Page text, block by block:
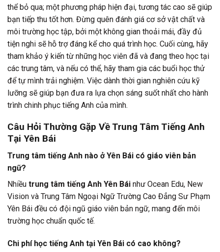
thể bỏ qua; một phương pháp hiện đại, tương tác cao sẽ giúp
bạn tiếp thu tốt hơn. Đừng quên đánh giá cơ sở vật chất và
môi trường học tập, bởi một không gian thoải mái, đầy đủ
tiện nghi sẽ hỗ trợ đáng kể cho quá trình học. Cuối cùng, hãy
tham khảo ý kiến từ những học viên đã và đang theo học tại
các trung tâm, và nếu có thể, hãy tham gia các buổi học thử
để tự mình trải nghiệm. Việc dành thời gian nghiên cứu kỹ
lưỡng sẽ giúp bạn đưa ra lựa chọn sáng suốt nhất cho hành
trình chinh phục tiếng Anh của mình.
Câu Hỏi Thường Gặp Về Trung Tâm Tiếng Anh
Tại Yên Bái
Trung tâm tiếng Anh nào ở Yên Bái có giáo viên bản
ngữ?
Nhiều trung tâm tiếng Anh Yên Bái như Ocean Edu, New
Vision và Trung Tâm Ngoại Ngữ Trường Cao Đẳng Sư Phạm
Yên Bái đều có đội ngũ giáo viên bản ngữ, mang đến môi
trường học chuẩn quốc tế.
Chi phí học tiếng Anh tại Yên Bái có cao không?